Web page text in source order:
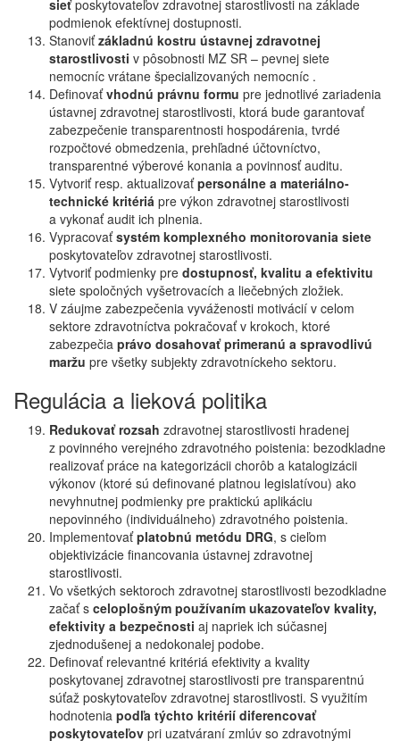
sieťposkytovateľov zdravotnej starostlivosti na základe
podmienok efektívnej dostupnosti.
Stanoviťzákladnú kostru ústavnej zdravotnej
starostlivosti v pôsobnosti MZ SR – pevnej siete
nemocníc vrátane špecializovaných nemocníc .
Definovaťvhodnú právnu formu pre jednotlivé zariadenia
ústavnej zdravotnej starostlivosti, ktorá bude garantovať
zabezpečenie transparentnosti hospodárenia, tvrdé
rozpočtové obmedzenia, prehľadné účtovníctvo,
transparentné výberové konania a povinnosť auditu.
Vytvoriť resp. aktualizovaťpersonálne a materiálno-
technické kritériá pre výkon zdravotnej starostlivosti
a vykonať audit ich plnenia.
Vypracovaťsystém komplexného monitorovania siete
poskytovateľov zdravotnej starostlivosti.
Vytvoriť podmienky pre dostupnosť, kvalitu a efektivitu
siete spoločných vyšetrovacích a liečebných zložiek.
V záujme zabezpečenia vyváženosti motivácií v celom
sektore zdravotníctva pokračovať v krokoch, ktoré
zabezpečia právo dosahovať primeranú a spravodlivú
maržu pre všetky subjekty zdravotníckeho sektoru.
Regulácia a lieková politika
Redukovať rozsah zdravotnej starostlivosti hradenej
z povinného verejného zdravotného poistenia: bezodkladne
realizovať práce na kategorizácii chorôb a katalogizácii
výkonov (ktoré sú definované platnou legislatívou) ako
nevyhnutnej podmienky pre praktickú aplikáciu
nepovinného (individuálneho) zdravotného poistenia.
Implementovaťplatobnú metódu DRG, s cieľom
objektivizácie financovania ústavnej zdravotnej
starostlivosti.
Vo všetkých sektoroch zdravotnej starostlivosti bezodkladne
začať s celoplošným používaním ukazovateľov kvality,
efektivity a bezpečnosti aj napriek ich súčasnej
zjednodušenej a nedokonalej podobe.
Definovať relevantné kritériá efektivity a kvality
poskytovanej zdravotnej starostlivosti pre transparentnú
súťaž poskytovateľov zdravotnej starostlivosti. S využitím
hodnotenia podľa týchto kritérií diferencovať
poskytovateľov pri uzatváraní zmlúv so zdravotnými